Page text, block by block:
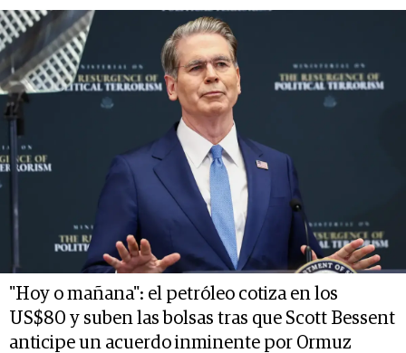
"Hoy o mañana": el petróleo cotiza en los
US$80 y suben las bolsas tras que Scott Bessent
anticipe un acuerdo inminente por Ormuz